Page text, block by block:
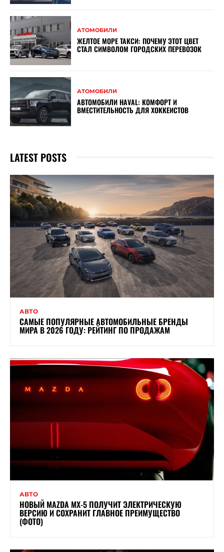
АТОМОБИЛИ
ЖЕЛТОЕ МОРЕ ТАКСИ: ПОЧЕМУ ЭТОТ ЦВЕТ
СТАЛ СИМВОЛОМ ГОРОДСКИХ ПЕРЕВОЗОК
АТОМОБИЛИ
АВТОМОБИЛИ HAVAL: КОМФОРТ И
ВМЕСТИТЕЛЬНОСТЬ ДЛЯ ХОККЕИСТОВ
LATEST POSTS
АВТО
САМЫЕ ПОПУЛЯРНЫЕ АВТОМОБИЛЬНЫЕ БРЕНДЫ
МИРА В 2026 ГОДУ: РЕЙТИНГ ПО ПРОДАЖАМ
АВТО
НОВЫЙ MAZDA MX-5 ПОЛУЧИТ ЭЛЕКТРИЧЕСКУЮ
ВЕРСИЮ И СОХРАНИТ ГЛАВНОЕ ПРЕИМУЩЕСТВО
(ФОТО)